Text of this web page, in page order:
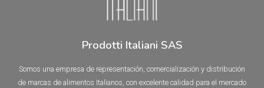
Prodotti Italiani SAS
Somos una empresa de representación, comercialización y distribución
de marcas de alimentos Italianos, con excelente calidad para el mercado